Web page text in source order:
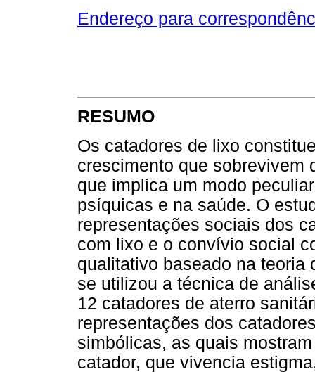
Endereço para
RESUMO
Os catadores de lixo
crescimento que sobrevivem
que implica um modo
psíquicas e na saúde. O
representações sociais dos
com lixo e o convívio social
qualitativo baseado na teoria
se utilizou a técnica de
12 catadores de aterro
representações dos
simbólicas, as quais
catador, que vivencia